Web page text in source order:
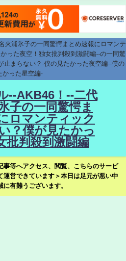
火浦氷子の一同驚愕まとめ速報にロマンテ
った夜空！独女批判殺到激闘編--の一同驚
止まらない？-僕の見たかった夜空編--僕の
かった星空編-
--AKB46！--二代
子の一同驚愕ま
ロマンティック
？僕が見たかっ
批判殺到激闘編
事等へアクセス、閲覧、こちらのサービ
運営できています＞本日は足元が悪い中
に有難うございます。